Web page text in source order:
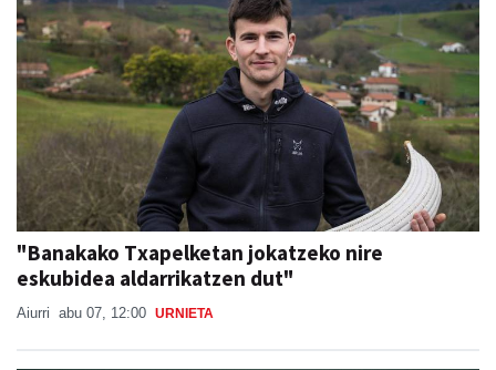
"Banakako Txapelketan jokatzeko nire
eskubidea aldarrikatzen dut"
Aiurri abu 07, 12:00 URNIETA